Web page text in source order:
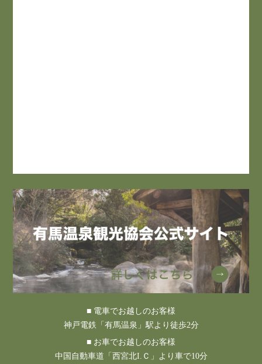
■ 電車でお越しのお客様
神戸電鉄「有馬温泉」駅より徒歩2分
■ お車でお越しのお客様
中国自動車道「西宮北I.Ｃ」より車で10分